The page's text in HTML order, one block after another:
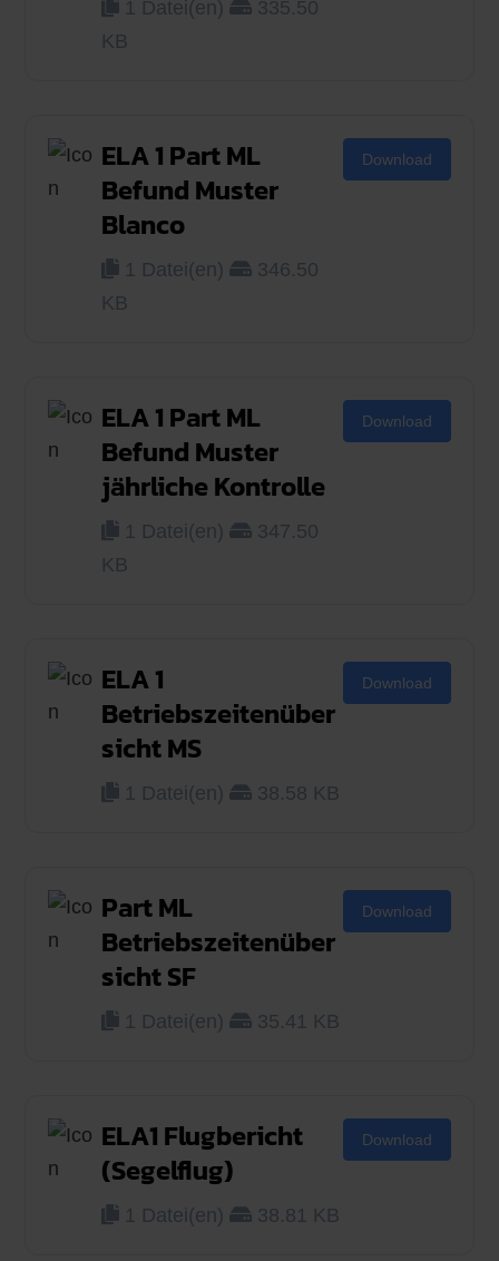
1 Datei(en)
335.50
KB
ELA 1 Part ML
Befund Muster
Blanco
1 Datei(en)
346.50
KB
Download
ELA 1 Part ML
Befund Muster
jährliche Kontrolle
1 Datei(en)
347.50
KB
Download
ELA 1
Betriebszeitenüber
sicht MS
1 Datei(en) 38.58 KB
Download
Part ML
Betriebszeitenüber
sicht SF
1 Datei(en) 35.41 KB
Download
ELA1 Flugbericht
(Segelflug)
1 Datei(en) 38.81 KB
Download